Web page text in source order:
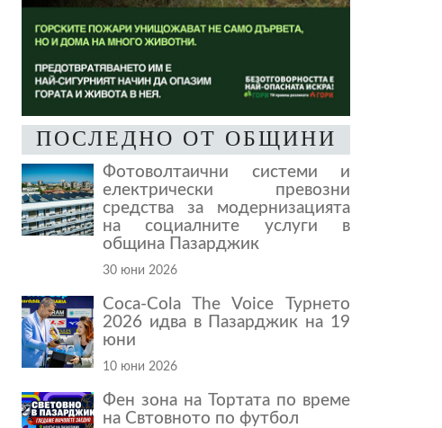
ПОСЛЕДНО ОТ ОБЩИНИ
Фотоволтаични системи и
електрически превозни
средства за модернизацията
на социалните услуги в
община Пазарджик
30 юни 2026
Coca-Cola The Voice Турнето
2026 идва в Пазарджик на 19
юни
10 юни 2026
Фен зона на Тортата по време
на Свтовното по футбол